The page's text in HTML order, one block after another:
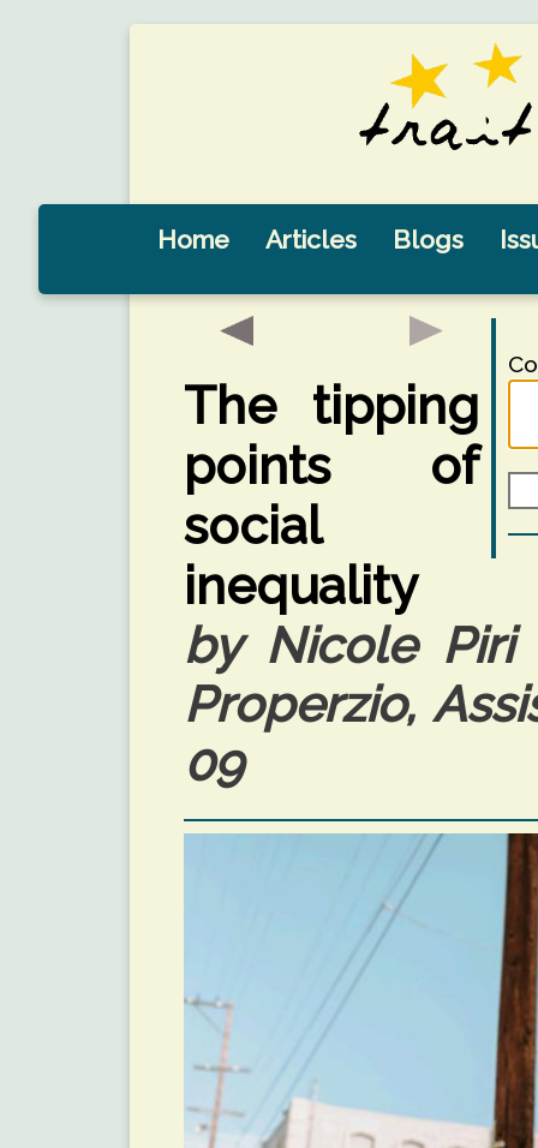
Home Articles Blogs
The tipping
points of
social
inequality
by Nicole Piri
Properzio,
09